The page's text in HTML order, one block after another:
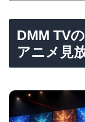
DMM TV
アニメ見